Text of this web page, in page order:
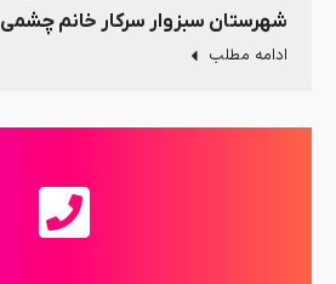
شهرستان سبزوار سرکار خانم چشمی
ادامه مطلب